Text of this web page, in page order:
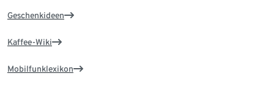
Geschenkideen
Kaffee-Wiki
Mobilfunklexikon